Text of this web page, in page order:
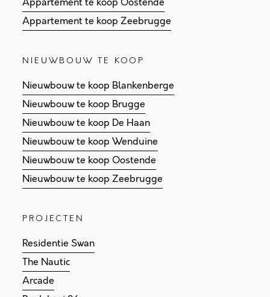
Appartement te koop Zeebrugge
NIEUWBOUW TE KOOP
Nieuwbouw te koop Blankenberge
Nieuwbouw te koop Brugge
Nieuwbouw te koop De Haan
Nieuwbouw te koop Wenduine
Nieuwbouw te koop Oostende
Nieuwbouw te koop Zeebrugge
PROJECTEN
Residentie Swan
The Nautic
Arcade